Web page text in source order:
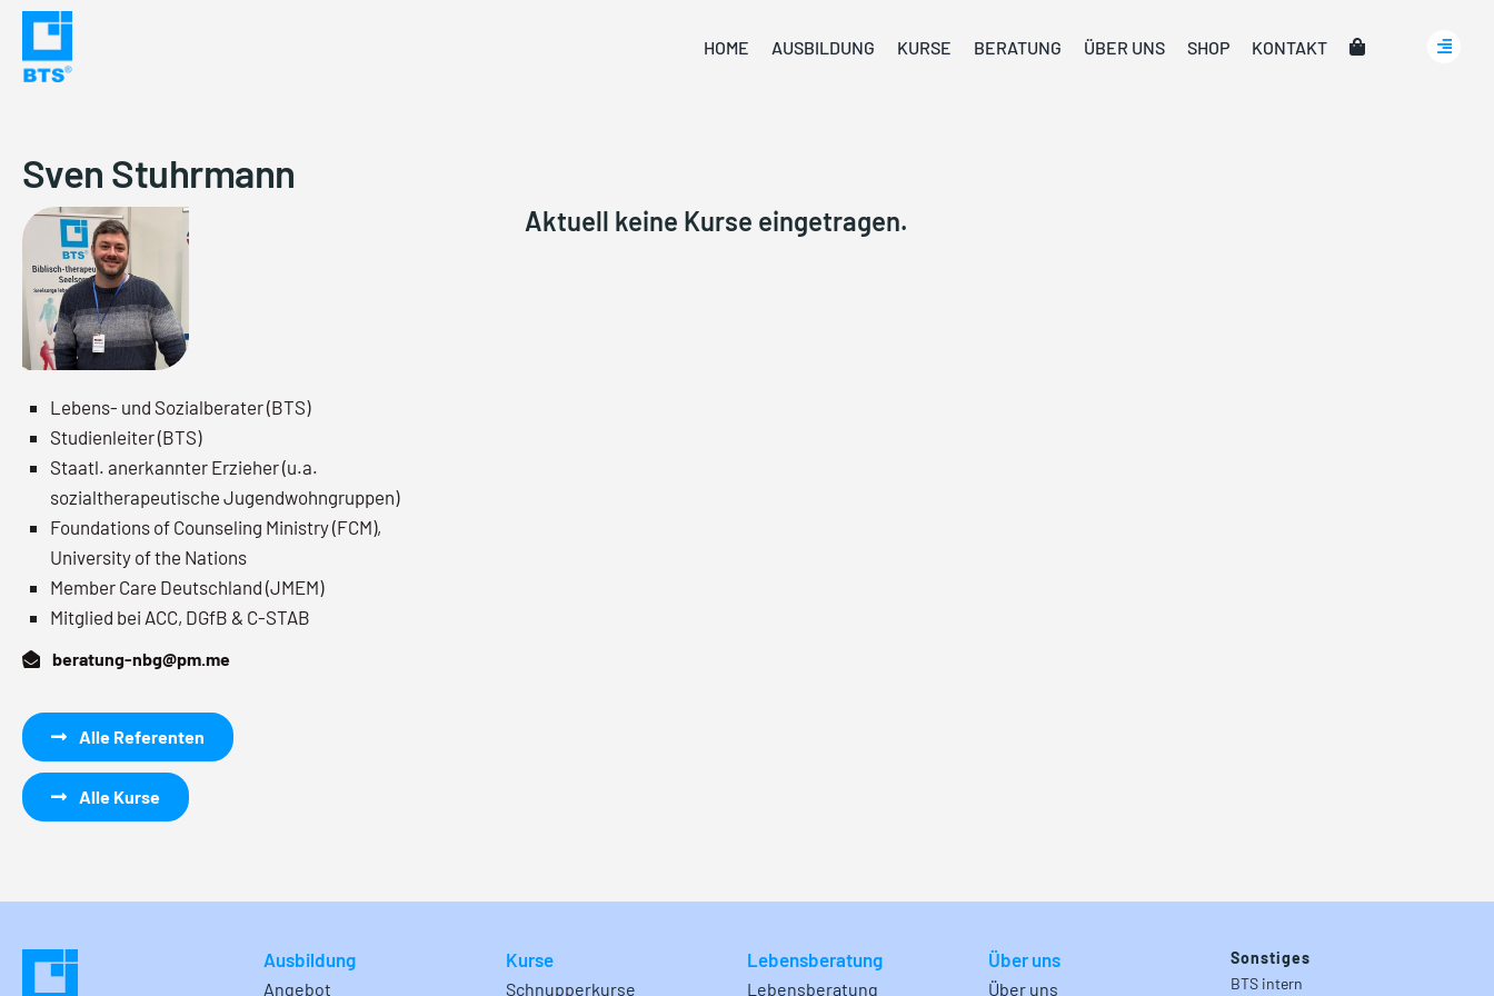
Skip
content
HOME AUSBILDUNG KURSE BERATUNG ÜBER UNS SHOP KONTAKT
Sven Stuhrmann
Lebens- und Sozialberater (BTS)
Studienleiter (BTS)
Staatl. anerkannter Erzieher (u.a.
sozialtherapeutische Jugendwohngruppen)
Foundations of Counseling Ministry (FCM),
University of the Nations
Member Care Deutschland (JMEM)
Mitglied bei ACC, DGfB & C-STAB
beratung-nbg@pm.me
Aktuell keine Kurse eingetragen.
Alle Referenten
Alle Kurse
Ausbildung
Angebot
Kurse
Schnupperkurse
Lebensberatung
Lebensberatung
Über uns
Über uns
Sonstiges
BTS intern